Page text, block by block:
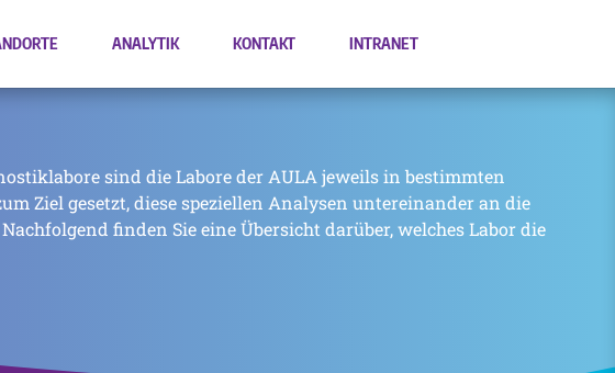
ANALYTIK KONTAKT INTRANET
sind die Labore der AULA jeweils in bestimmten
Ziel gesetzt, diese speziellen Analysen untereinander an die
finden Sie eine Übersicht darüber, welches Labor die